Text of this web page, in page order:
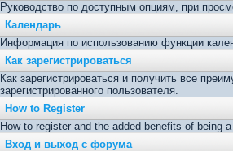
Руководство по доступным опциям, при
Календарь
Информация по использованию функции
Как зарегистрироваться
Как зарегистрироваться и получить все
зарегистрированного пользователя.
How to Register
How to register and the added benefits of being
Вход и выход с форума